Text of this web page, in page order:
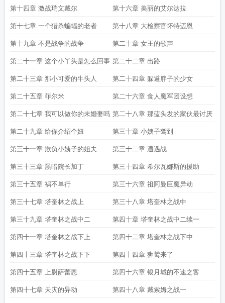
尔萨拉斯和银月城奎尔萨拉斯名册在哪个位置 魔兽世界怀旧服奎尔塞拉任务流
萨拉斯炉石 奎尔萨拉斯之靴奎尔萨拉斯战马奎尔萨拉斯是谁的台词奎尔萨拉
斯岛怎么去
魔兽奎尔萨拉斯 奎尔萨拉之剑 怀旧服怎么去奎尔萨拉斯
斯王奎尔萨拉斯地图高清大图怀旧服奎尔萨拉斯之剑任务
谁奎尔萨拉斯的名册在哪里奎尔萨拉斯的希望削弱 魔兽世界 奎尔萨拉斯
萨拉斯 越溪寒奎尔萨拉斯金弓掉落 魔兽争霸3奎尔萨拉斯魔兽世界怀旧服奎尔
第十四章 激战瑞文戴尔 第十六章 美丽的艾尔达拉
第十七章 一个猎杀蝙蝠的老者 第十八章 大检察官怀特迈恩
第十九章 不是战争的战争 第二十章 女王的歌声
第二十一章 这个小丫头是怎么回事 第二十二章 出路
第二十三章 那小可爱的牛头人 第二十四章 躲避胖子的少女
第二十五章 菲尔米 第二十六章 食人魔军团设想
第二十七章 我可以做你的未婚妻吗 第二十八章 那蓝头发的家伙最讨厌
第二十九章 给你介绍个妞 第三十章 小姨子驾到
第三十一章 欺负小姨子的姐夫 第三十二章 遭遇战
第三十三章 黑暗院长加丁 第三十四章 希尔瓦娜斯的援助
第三十五章 祸不单行 第三十六章 祖阿曼巨魔异动
第三十七章 塔奎林之战上 第三十八章 塔奎林之战中
第三十九章 塔奎林之战中二 第四十章 塔奎林之战中二续一
第四十一章 塔奎林之战下上 第四十二章 塔奎林之战下中
第四十三章 塔奎林之战下下 第四十四章 狮鹫来了
第四十五章 上尉萨蕾恩 第四十六章 银月城的不速之客
第四十七章 天灾的异动 第四十八章 戴索姆之战一